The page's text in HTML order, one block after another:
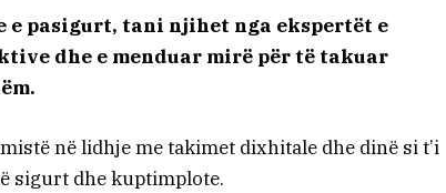
e pasigurt, tani njihet nga ekspertët e
dhe e menduar mirë për të takuar
në lidhje me takimet dixhitale dhe dinë si t’i
sigurt dhe kuptimplote.